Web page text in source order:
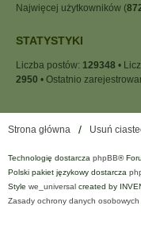
Najwięcej użytkowników (
STATYSTYKI
Liczba postów: 129348 •
2950 • Ostatnio
Strona główna Usuń
Technologię dostarcza phpBB®
Polski pakiet językowy dostarcza
Style we_universal created by
Zasady ochrony danych osobowych